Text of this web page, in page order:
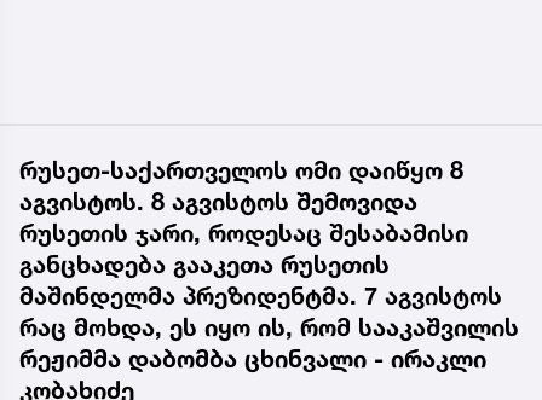
რუსეთ-საქართველოს ომი დაიწყო 8
აგვისტოს. 8 აგვისტოს შემოვიდა
რუსეთის ჯარი, როდესაც შესაბამისი
განცხადება გააკეთა რუსეთის
მაშინდელმა პრეზიდენტმა. 7 აგვისტოს
რაც მოხდა, ეს იყო ის, რომ სააკაშვილის
რეჟიმმა დაბომბა ცხინვალი - ირაკლი
კობახიძე